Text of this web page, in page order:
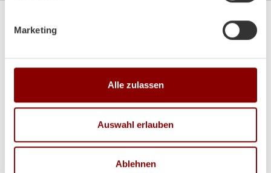
Marketing
Alle zulassen
Auswahl erlauben
Ablehnen
Kaminöfen
Pelletöfen